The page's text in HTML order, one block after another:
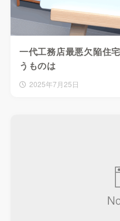
一代工務店最悪欠陥住
うものは
2025年7月25日